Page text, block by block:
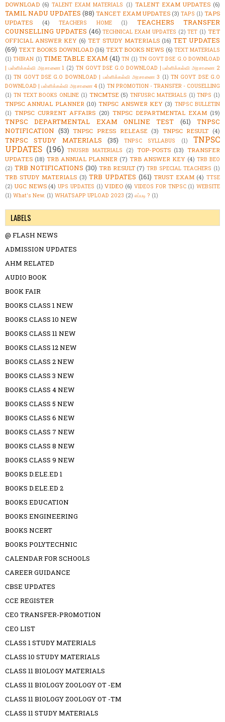
DOWNLOAD (6) TALENT EXAM MATERIALS (1) TALENT EXAM UPDATES (6)
TAMIL NADU UPDATES (88) TANCET EXAM UPDATES (3) TAPS (1) TAPS
UPDATES
(4) TEACHERS HOME (1)
TEACHERS TRANSFER
COUNSELLING UPDATES (46) TECHNICAL EXAM UPDATES (2) TET (1) TET
OFFICIAL ANSWER KEY (6) TET STUDY MATERIALS (16) TET UPDATES
(69) TEXT BOOKS DOWNLOAD (16) TEXT BOOKS NEWS (6) TEXT MATERIALS
(1) THIRAN (1) TIME TABLE EXAM (41) TN (1) TN GOVT DSE G.O DOWNLOAD
| பள்ளிக்கல்வி அரசாணை 1 (2) TN GOVT DSE G.O DOWNLOAD | பள்ளிக்கல்வி அரசாணை 2
(1) TN GOVT DSE G.O DOWNLOAD | பள்ளிக்கல்வி அரசாணை 3 (1) TN GOVT DSE G.O
DOWNLOAD | பள்ளிக்கல்வி அரசாணை 4 (1) TN PROMOTION - TRANSFER - COUSELLING
(1) TN TEXT BOOKS ONLINE (1) TNCMTSE (5) TNFUSRC MATERIALS (1) TNPS (1)
TNPSC ANNUAL PLANNER (10) TNPSC ANSWER KEY (3) TNPSC BULLETIN
(1) TNPSC CURRENT AFFAIRS (20) TNPSC DEPARTMENTAL EXAM (19)
TNPSC DEPARTMENTAL EXAM ONLINE TEST (61)
TNPSC
NOTIFICATION (53) TNPSC PRESS RELEASE (3) TNPSC RESULT (4)
TNPSC STUDY MATERIALS (35) TNPSC SYLLABUS (1)
TNPSC
UPDATES (196) TNUSRB MATERIALS (2) TOP-POSTS (13) TRANSFER
UPDATES (18) TRB ANNUAL PLANNER (7) TRB ANSWER KEY (4) TRB BEO
(2) TRB NOTIFICATIONS (30) TRB RESULT (7) TRB SPECIAL TEACHERS (1)
TRB STUDY MATERIALS (3) TRB UPDATES (161) TRUST EXAM (4) TTSE
(2) UGC NEWS (4) UPS UPDATES (1) VIDEO (6) VIDEOS FOR TNPSC (1) WEBSITE
(1) What's New. (1) WHATSAPP UPLOAD 2023 (2) எப்படி ? (1)
LABELS
@ FLASH NEWS
ADMISSION UPDATES
AHM RELATED
AUDIO BOOK
BOOK FAIR
BOOKS CLASS 1 NEW
BOOKS CLASS 10 NEW
BOOKS CLASS 11 NEW
BOOKS CLASS 12 NEW
BOOKS CLASS 2 NEW
BOOKS CLASS 3 NEW
BOOKS CLASS 4 NEW
BOOKS CLASS 5 NEW
BOOKS CLASS 6 NEW
BOOKS CLASS 7 NEW
BOOKS CLASS 8 NEW
BOOKS CLASS 9 NEW
BOOKS D.ELE.ED 1
BOOKS D.ELE.ED 2
BOOKS EDUCATION
BOOKS ENGINEERING
BOOKS NCERT
BOOKS POLYTECHNIC
CALENDAR FOR SCHOOLS
CAREER GUIDANCE
CBSE UPDATES
CCE REGISTER
CEO TRANSFER-PROMOTION
CEO LIST
CLASS 1 STUDY MATERIALS
CLASS 10 STUDY MATERIALS
CLASS 11 BIOLOGY MATERIALS
CLASS 11 BIOLOGY ZOOLOGY OT -EM
CLASS 11 BIOLOGY ZOOLOGY OT -TM
CLASS 11 STUDY MATERIALS